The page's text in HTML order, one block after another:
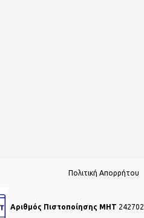
Πολιτική Απορρήτου
Αριθμός Πιστοποίησης ΜΗΤ 242702